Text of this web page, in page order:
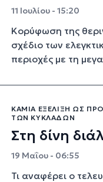
11 Ιουλίου - 15:20
Κορύφωση της
σχέδιο των
περιοχές με τη
ΚΑΜΊΑ ΕΞΈΛΙΞΗ ΩΣ
ΤΩΝ ΚΥΚΛΆΔΩΝ
Στη δίνη
19 Μαΐου - 06:55
Τι αναφέρει ο